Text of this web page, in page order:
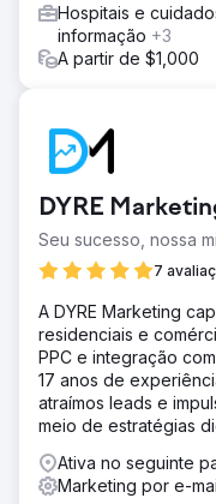
Hospitais e
informação +3
A partir de $1,000
DYRE
Seu sucesso, nossa
7
A DYRE Marketing
residenciais e
PPC e integração
17 anos de
atraímos leads e
meio de estratégias
Ativa no seguinte
Marketing por e-